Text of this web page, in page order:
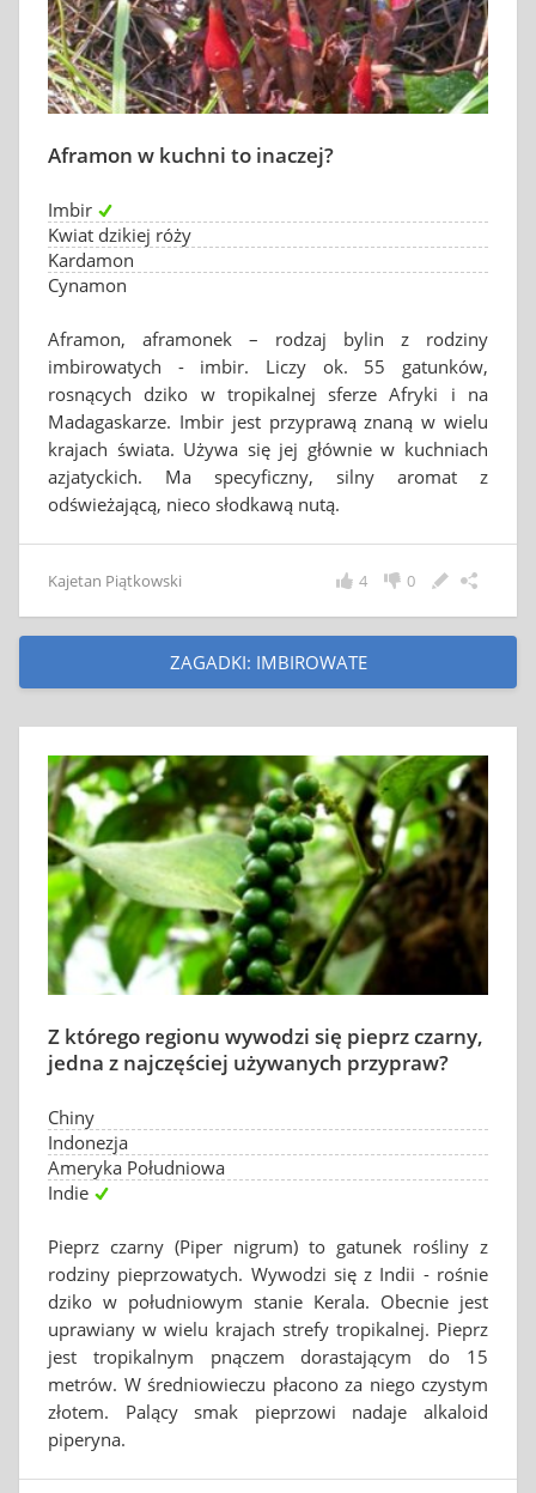
Aframon w kuchni to inaczej?
Imbir
Kwiat dzikiej róży
Kardamon
Cynamon
Aframon, aframonek – rodzaj bylin z rodziny
imbirowatych - imbir. Liczy ok. 55 gatunków,
rosnących dziko w tropikalnej sferze Afryki i na
Madagaskarze. Imbir jest przyprawą znaną w wielu
krajach świata. Używa się jej głównie w kuchniach
azjatyckich. Ma specyficzny, silny aromat z
odświeżającą, nieco słodkawą nutą.
Kajetan Piątkowski 0
4
ZAGADKI: IMBIROWATE
Z którego regionu wywodzi się pieprz czarny,
jedna z najczęściej używanych przypraw?
Chiny
Indonezja
Ameryka Południowa
Indie
Pieprz czarny (Piper nigrum) to gatunek rośliny z
rodziny pieprzowatych. Wywodzi się z Indii - rośnie
dziko w południowym stanie Kerala. Obecnie jest
uprawiany w wielu krajach strefy tropikalnej. Pieprz
jest tropikalnym pnączem dorastającym do 15
metrów. W średniowieczu płacono za niego czystym
złotem. Palący smak pieprzowi nadaje alkaloid
piperyna.